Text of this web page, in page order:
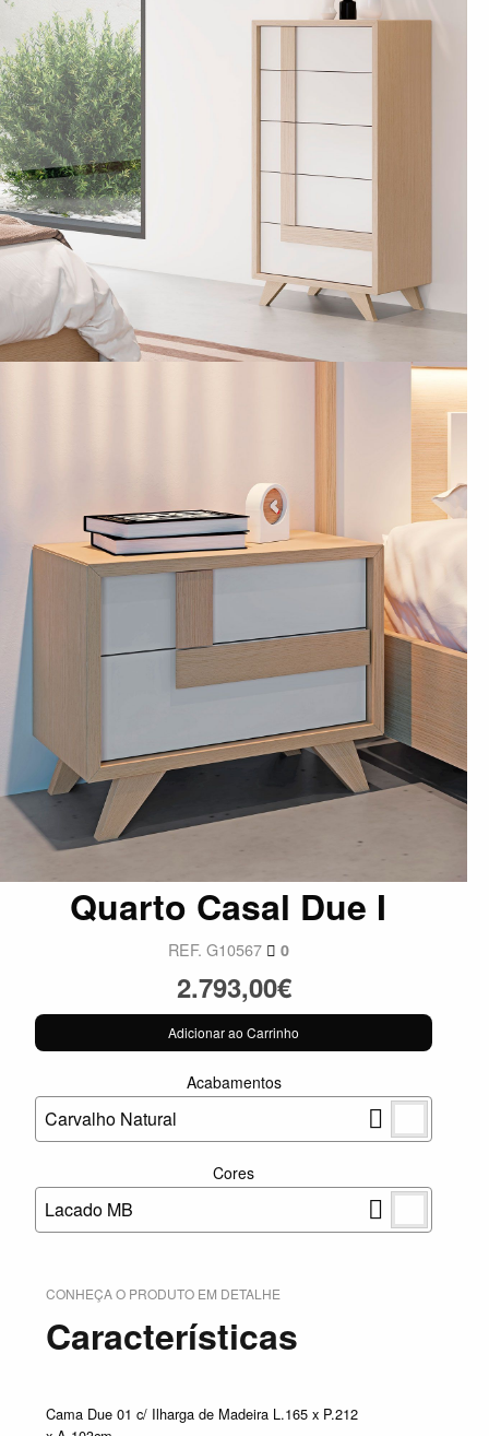
Quarto Casal Due I
REF. G10567 0
2.793,00€
Adicionar ao Carrinho
Acabamentos
Carvalho Natural
Cores
Lacado MB
CONHEÇA O PRODUTO EM DETALHE
Características
Cama Due 01 c/ Ilharga de Madeira L.165 x P.212